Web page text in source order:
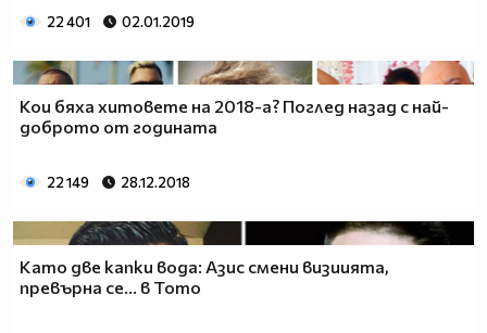
22 401 02.01.2019
Кои бяха хитовете на 2018-а? Поглед назад с най-
доброто от годината
22 149 28.12.2018
Като две капки вода: Азис смени визиията,
превърна се... в Тото